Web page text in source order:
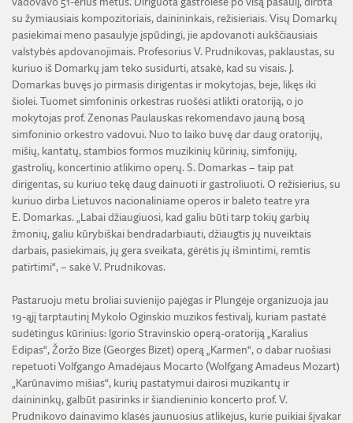
su žymiausiais kompozitoriais, dainininkais, režisieriais. Visų Domarkų
pasiekimai meno pasaulyje įspūdingi, jie apdovanoti aukščiausiais
valstybės apdovanojimais. Profesorius V. Prudnikovas, paklaustas, su
kuriuo iš Domarkų jam teko susidurti, atsakė, kad su visais. J.
Domarkas buvęs jo pirmasis dirigentas ir mokytojas, beje, likęs iki
šiolei. Tuomet simfoninis orkestras ruošėsi atlikti oratoriją, o jo
mokytojas prof. Zenonas Paulauskas rekomendavo jauną bosą
simfoninio orkestro vadovui. Nuo to laiko buvę dar daug oratorijų,
mišių, kantatų, stambios formos muzikinių kūrinių, simfonijų,
gastrolių, koncertinio atlikimo operų. S. Domarkas – taip pat
dirigentas, su kuriuo tekę daug dainuoti ir gastroliuoti. O režisierius, su
kuriuo dirba Lietuvos nacionaliniame operos ir baleto teatre yra
E. Domarkas. „Labai džiaugiuosi, kad galiu būti tarp tokių garbių
žmonių, galiu kūrybiškai bendradarbiauti, džiaugtis jų nuveiktais
darbais, pasiekimais, jų gera sveikata, gėrėtis jų išmintimi, remtis
patirtimi“, – sakė V. Prudnikovas.
Pastaruoju metu broliai suvienijo pajėgas ir Plungėje organizuoja jau
19-ąjį tarptautinį Mykolo Oginskio muzikos festivalį, kuriam pastatė
sudėtingus kūrinius: Igorio Stravinskio operą-oratoriją „Karalius
Edipas“, Žoržo Bize (Georges Bizet) operą „Karmen“, o dabar ruošiasi
repetuoti Volfgango Amadėjaus Mocarto (Wolfgang Amadeus Mozart)
„Karūnavimo mišias“, kurių pastatymui dairosi muzikantų ir
dainininkų, galbūt pasirinks ir šiandieninio koncerto prof. V.
Prudnikovo dainavimo klasės jaunuosius atlikėjus, kurie puikiai šįvakar